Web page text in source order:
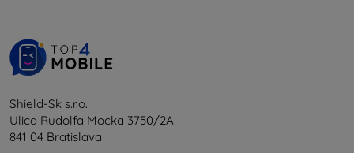
Shield-Sk s.r.o.
Ulica Rudolfa Mocka 3750/2A
841 04 Bratislava